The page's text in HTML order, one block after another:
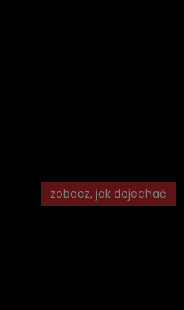
zobacz, jak dojechać